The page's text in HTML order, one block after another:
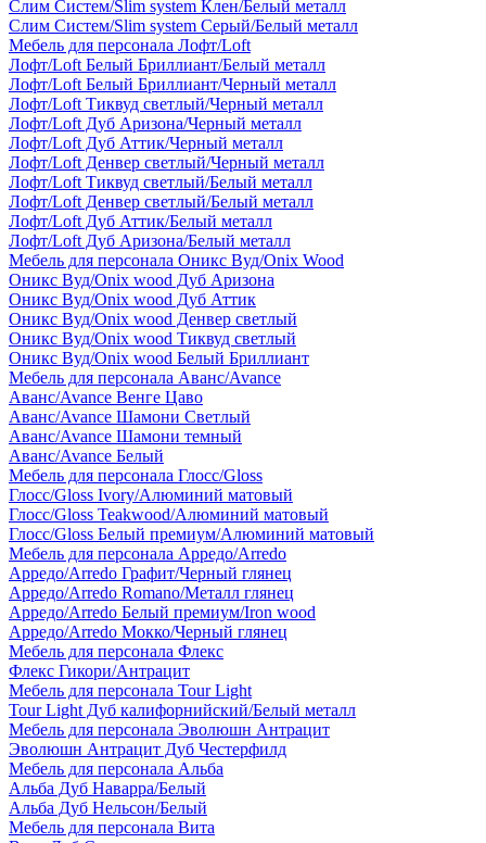
Слим Систем/Slim system Клен/Белый металл
Слим Систем/Slim system Серый/Белый металл
Мебель для персонала Лофт/Loft
Лофт/Loft Белый Бриллиант/Белый металл
Лофт/Loft Белый Бриллиант/Черный металл
Лофт/Loft Тиквуд светлый/Черный металл
Лофт/Loft Дуб Аризона/Черный металл
Лофт/Loft Дуб Аттик/Черный металл
Лофт/Loft Денвер светлый/Черный металл
Лофт/Loft Тиквуд светлый/Белый металл
Лофт/Loft Денвер светлый/Белый металл
Лофт/Loft Дуб Аттик/Белый металл
Лофт/Loft Дуб Аризона/Белый металл
Мебель для персонала Оникс Вуд/Onix Wood
Оникс Вуд/Onix wood Дуб Аризона
Оникс Вуд/Onix wood Дуб Аттик
Оникс Вуд/Onix wood Денвер светлый
Оникс Вуд/Onix wood Тиквуд светлый
Оникс Вуд/Onix wood Белый Бриллиант
Мебель для персонала Аванс/Avance
Аванс/Avance Венге Цаво
Аванс/Avance Шамони Светлый
Аванс/Avance Шамони темный
Аванс/Avance Белый
Мебель для персонала Глосс/Gloss
Глосс/Gloss Ivory/Алюминий матовый
Глосс/Gloss Teakwood/Алюминий матовый
Глосс/Gloss Белый премиум/Алюминий матовый
Мебель для персонала Арредо/Arredo
Арредо/Arredo Графит/Черный глянец
Арредо/Arredo Romano/Металл глянец
Арредо/Arredo Белый премиум/Iron wood
Арредо/Arredo Мокко/Черный глянец
Мебель для персонала Флекс
Флекс Гикори/Антрацит
Мебель для персонала Tour Light
Tour Light Дуб калифорнийский/Белый металл
Мебель для персонала Эволюшн Антрацит
Эволюшн Антрацит Дуб Честерфилд
Мебель для персонала Альба
Альба Дуб Наварра/Белый
Альба Дуб Нельсон/Белый
Мебель для персонала Вита